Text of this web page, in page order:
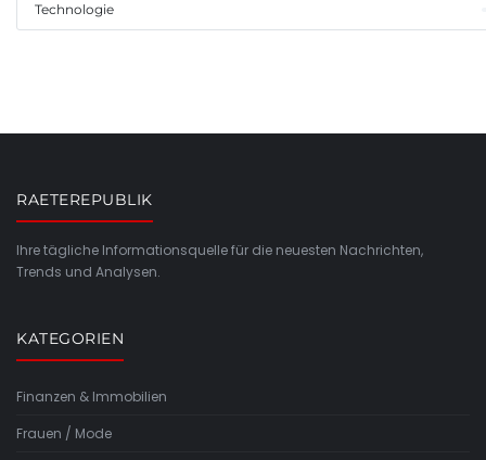
Technologie
RAETEREPUBLIK
Ihre tägliche Informationsquelle für die neuesten Nachrichten,
Trends und Analysen.
KATEGORIEN
Finanzen & Immobilien
Frauen / Mode